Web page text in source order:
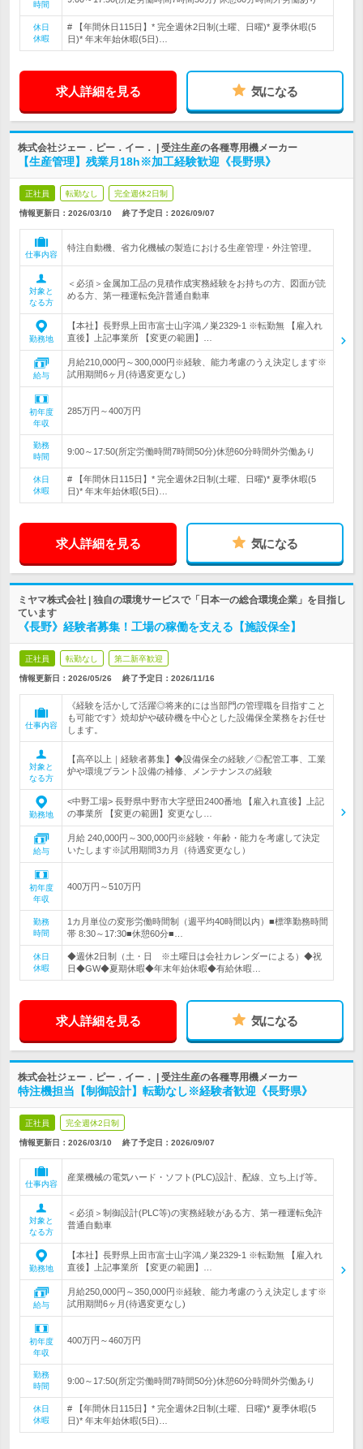
時間
休日
休暇
# 【年間休日115日】* 完全週休2日制(土曜、日曜)* 夏季休暇(5
日)* 年末年始休暇(5日)…
求人詳細を見る 気になる
株式会社ジェー．ピー．イー． | 受注生産の各種専用機メーカー
【生産管理】残業月18h※加工経験歓迎《長野県》
正社員 転勤なし 完全週休2日制
情報更新日：2026/03/10 終了予定日： 2026/09/07
仕事内容
特注自動機、省力化機械の製造における生産管理・外注管理。
対象と
なる方
＜必須＞金属加工品の見積作成実務経験をお持ちの方、図面が読
める方、第一種運転免許普通自動車
勤務地
【本社】長野県上田市富士山字鴻ノ巣2329-1 ※転勤無 【雇入れ
直後】上記事業所 【変更の範囲】…
給与
月給210,000円～300,000円※経験、能力考慮のうえ決定します※
試用期間6ヶ月(待遇変更なし)
初年度
年収
285万円～400万円
勤務
時間
9:00～17:50(所定労働時間7時間50分)休憩60分時間外労働あり
休日
休暇
# 【年間休日115日】* 完全週休2日制(土曜、日曜)* 夏季休暇(5
日)* 年末年始休暇(5日)…
求人詳細を見る 気になる
ミヤマ株式会社 | 独自の環境サービスで「日本一の総合環境企業」を目指し
ています
《長野》経験者募集！工場の稼働を支える【施設保全】
正社員 転勤なし 第二新卒歓迎
情報更新日：2026/05/26 終了予定日： 2026/11/16
仕事内容
《経験を活かして活躍◎将来的には当部門の管理職を目指すこと
も可能です》焼却炉や破砕機を中心とした設備保全業務をお任せ
します。
対象と
なる方
【高卒以上｜経験者募集】◆設備保全の経験／◎配管工事、工業
炉や環境プラント設備の補修、メンテナンスの経験
勤務地
<中野工場> 長野県中野市大字壁田2400番地 【雇入れ直後】上記
の事業所 【変更の範囲】変更なし…
給与
月給 240,000円～300,000円※経験・年齢・能力を考慮して決定
いたします※試用期間3カ月（待遇変更なし）
初年度
年収
400万円～510万円
勤務
時間
1カ月単位の変形労働時間制（週平均40時間以内）■標準勤務時間
帯 8:30～17:30■休憩60分■…
休日
休暇
◆週休2日制（土・日 ※土曜日は会社カレンダーによる）◆祝
日◆GW◆夏期休暇◆年末年始休暇◆有給休暇…
求人詳細を見る 気になる
株式会社ジェー．ピー．イー． | 受注生産の各種専用機メーカー
特注機担当【制御設計】転勤なし※経験者歓迎《長野県》
正社員 完全週休2日制
情報更新日：2026/03/10 終了予定日： 2026/09/07
仕事内容
産業機械の電気ハード・ソフト(PLC)設計、配線、立ち上げ等。
対象と
なる方
＜必須＞制御設計(PLC等)の実務経験がある方、第一種運転免許
普通自動車
勤務地
【本社】長野県上田市富士山字鴻ノ巣2329-1 ※転勤無 【雇入れ
直後】上記事業所 【変更の範囲】…
給与
月給250,000円～350,000円※経験、能力考慮のうえ決定します※
試用期間6ヶ月(待遇変更なし)
初年度
年収
400万円～460万円
勤務
時間
9:00～17:50(所定労働時間7時間50分)休憩60分時間外労働あり
休日
休暇
# 【年間休日115日】* 完全週休2日制(土曜、日曜)* 夏季休暇(5
日)* 年末年始休暇(5日)…